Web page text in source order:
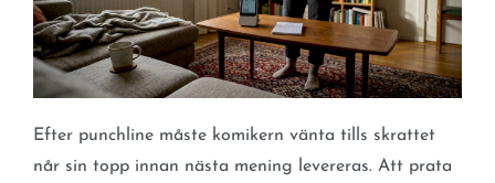
Efter punchline måste komikern vänta tills skrattet
når sin topp innan nästa mening levereras. Att prata